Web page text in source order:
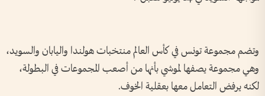
وتضم مجموعة تونس في كأس العالم منتخبات هولندا واليابان والسويد،
وهي مجموعة يصفها لموشي بأنها من أصعب المجموعات في البطولة،
لكنه يرفض التعامل معها بعقلية الخوف.